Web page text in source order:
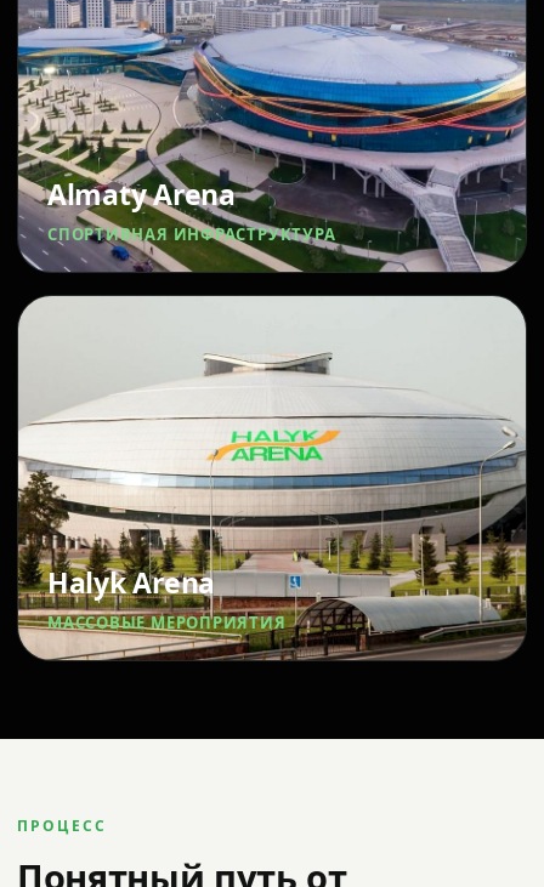
Almaty Arena
СПОРТИВНАЯ ИНФРАСТРУКТУРА
Halyk Arena
МАССОВЫЕ МЕРОПРИЯТИЯ
ПРОЦЕСС
Понятный путь от